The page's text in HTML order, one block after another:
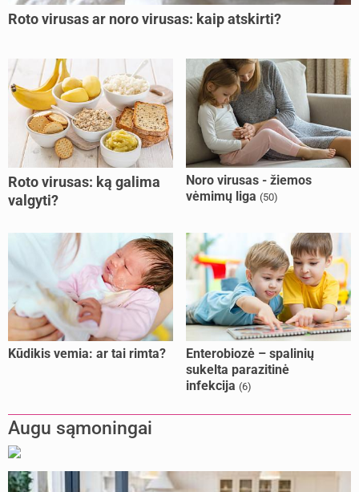
Roto virusas ar noro virusas: kaip atskirti?
Roto virusas: ką galima
valgyti?
Noro virusas - žiemos
vėmimų liga (50)
Kūdikis vemia: ar tai rimta?
Enterobiozė – spalinių
sukelta parazitinė
infekcija (6)
Augu sąmoningai